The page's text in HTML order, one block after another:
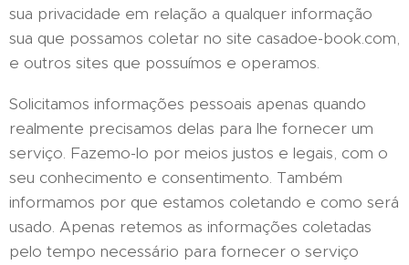
sua privacidade em relação a qualquer informação
sua que possamos coletar no site casadoe-book.com,
e outros sites que possuímos e operamos.
Solicitamos informações pessoais apenas quando
realmente precisamos delas para lhe fornecer um
serviço. Fazemo-lo por meios justos e legais, com o
seu conhecimento e consentimento. Também
informamos por que estamos coletando e como será
usado. Apenas retemos as informações coletadas
pelo tempo necessário para fornecer o serviço